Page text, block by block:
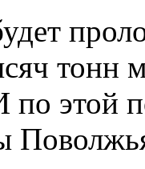
тонн
по этой